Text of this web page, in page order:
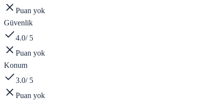
Puan yok
Güvenlik
4.0/ 5
Puan yok
Konum
3.0/ 5
Puan yok